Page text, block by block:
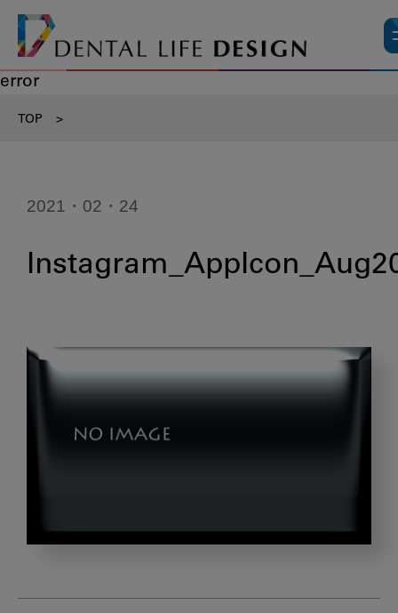
error
TOP >
2021・02・24